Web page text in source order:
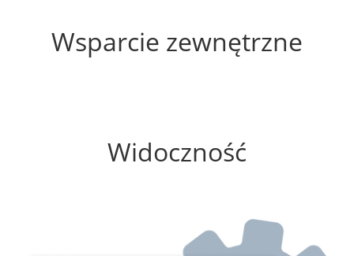
Wsparcie zewnętrzne
Widoczność